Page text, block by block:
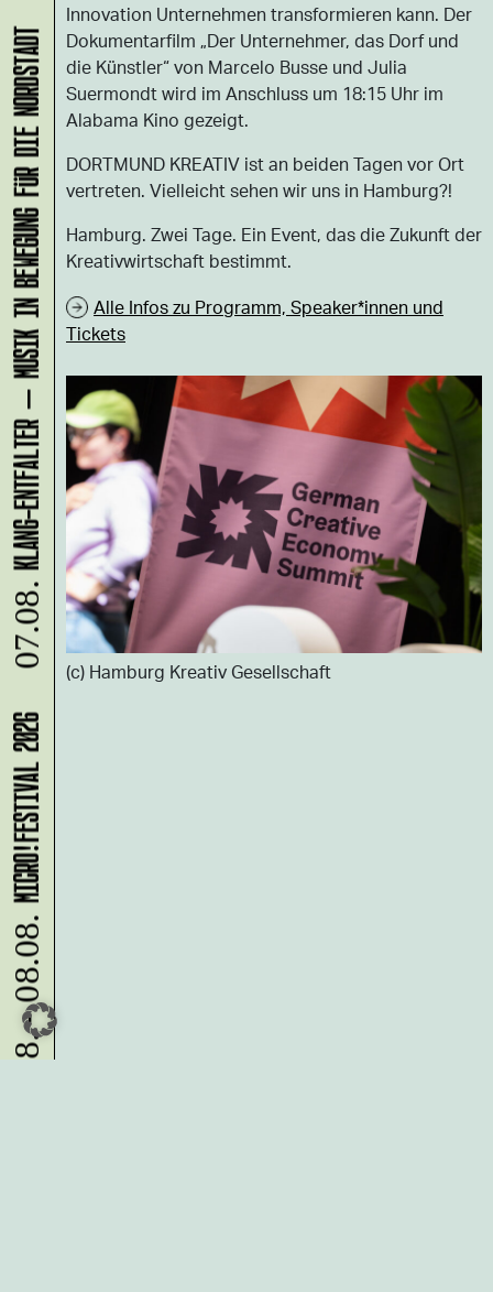
Innovation Unternehmen transformieren kann. Der
Dokumentarfilm „Der Unternehmer, das Dorf und
die Künstler“ von Marcelo Busse und Julia
Suermondt wird im Anschluss um 18:15 Uhr im
Alabama Kino gezeigt.
DORTMUND KREATIV ist an beiden Tagen vor Ort
vertreten. Vielleicht sehen wir uns in Hamburg?!
Hamburg. Zwei Tage. Ein Event, das die Zukunft der
Kreativwirtschaft bestimmt.
Alle Infos zu Programm, Speaker*innen und
Tickets
(c) Hamburg Kreativ Gesellschaft
07.08. - 08.08.
MICRO!FESTIVAL 2026
07.08.
KLANG-ENTFALTER – MUSIK IN BEWEGUNG FÜR DIE NORDSTADT